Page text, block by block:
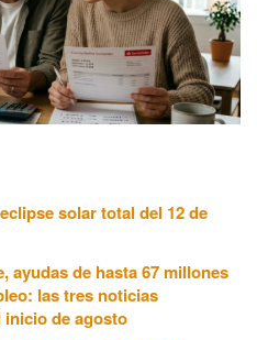
solar total del 12 de
ayudas de hasta 67 millones
las tres noticias
inicio de agosto